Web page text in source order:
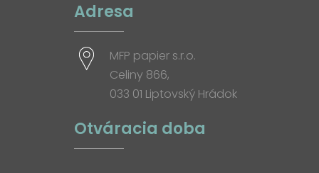
Adresa
MFP papier s.r.o.
Celiny 866,
033 01 Liptovský Hrádok
Otváracia doba